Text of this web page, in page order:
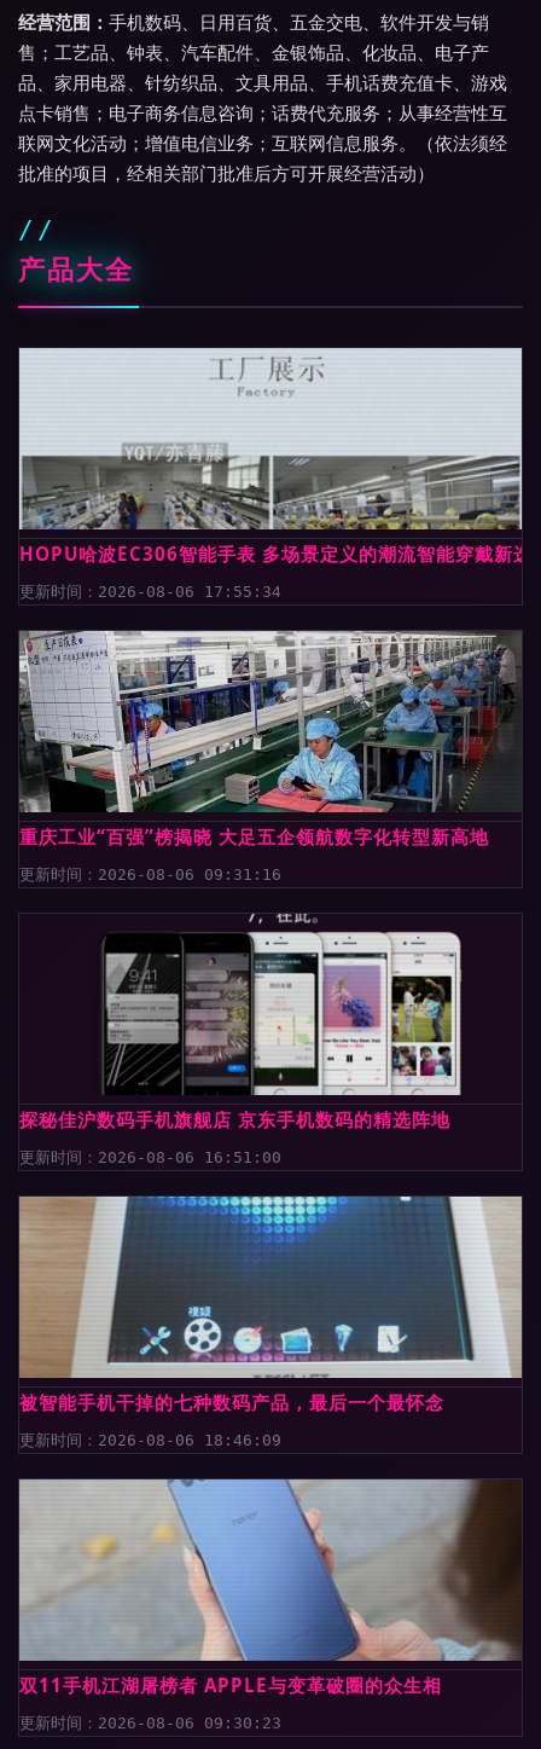
经营范围： 手机数码、日用百货、五金交电、软件开发与销
售；工艺品、钟表、汽车配件、金银饰品、化妆品、电子产
品、家用电器、针纺织品、文具用品、手机话费充值卡、游戏
点卡销售；电子商务信息咨询；话费代充服务；从事经营性互
联网文化活动；增值电信业务；互联网信息服务。（依法须经
批准的项目，经相关部门批准后方可开展经营活动）
产品大全
HOPU哈波EC306智能手表 多场景定义的潮流智能穿戴新选
更新时间：2026-08-06 17:55:34
重庆工业“百强”榜揭晓 大足五企领航数字化转型新高地
更新时间：2026-08-06 09:31:16
探秘佳沪数码手机旗舰店 京东手机数码的精选阵地
更新时间：2026-08-06 16:51:00
被智能手机干掉的七种数码产品，最后一个最怀念
更新时间：2026-08-06 18:46:09
双11手机江湖屠榜者 APPLE与变革破圈的众生相
更新时间：2026-08-06 09:30:23